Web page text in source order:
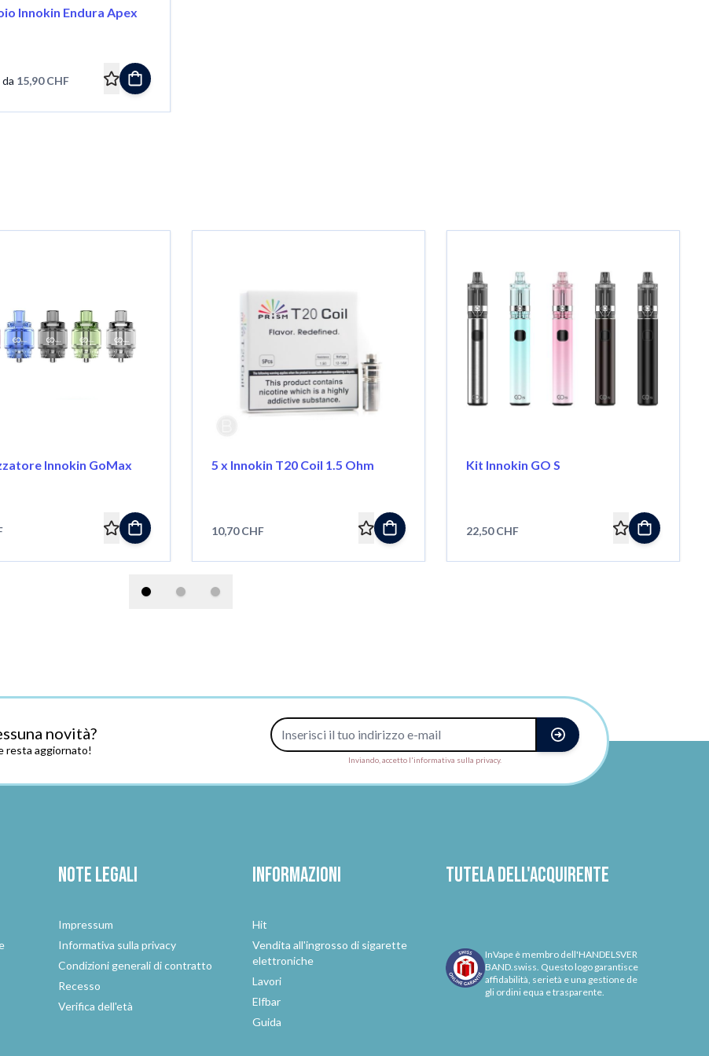
Innokin Endura Apex
15,90 CHF
Innokin GoMax 5 x Innokin T20 Coil 1.5 Ohm
10,70 CHF
Kit Innokin GO S
22,50 CHF
novità?
resta aggiornato!
Indirizzo e-mail
Inviando, accetto l'informativa sulla privacy.
Note legali
Impressum
Informativa sulla privacy
Condizioni generali di contratto
Recesso
Verifica dell'età
Informazioni
Hit
Vendita all'ingrosso di sigarette
elettroniche
Lavori
Elfbar
Guida
Tutela dell'acquirente
InVape è membro dell'HANDELSVER
BAND.swiss. Questo logo garantisce
affidabilità, serietà e una gestione de
gli ordini equa e trasparente.